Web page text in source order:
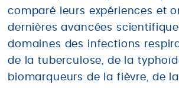
comparé leurs expériences et
dernières avancées
domaines des infections
de la tuberculose, de la
biomarqueurs de la fièvre, de